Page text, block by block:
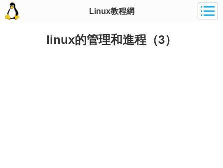
Linux教程網
linux的管理和進程（3）